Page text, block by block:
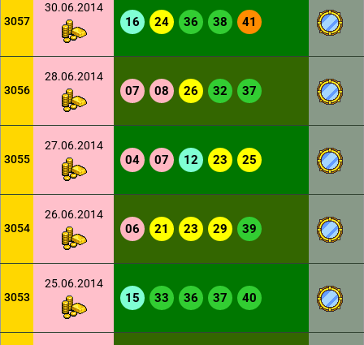
3057
30.06.2014
16 24 36 38 41
3056
28.06.2014
07 08 26 32 37
3055
27.06.2014
04 07 12 23 25
3054
26.06.2014
06 21 23 29 39
3053
25.06.2014
15 33 36 37 40